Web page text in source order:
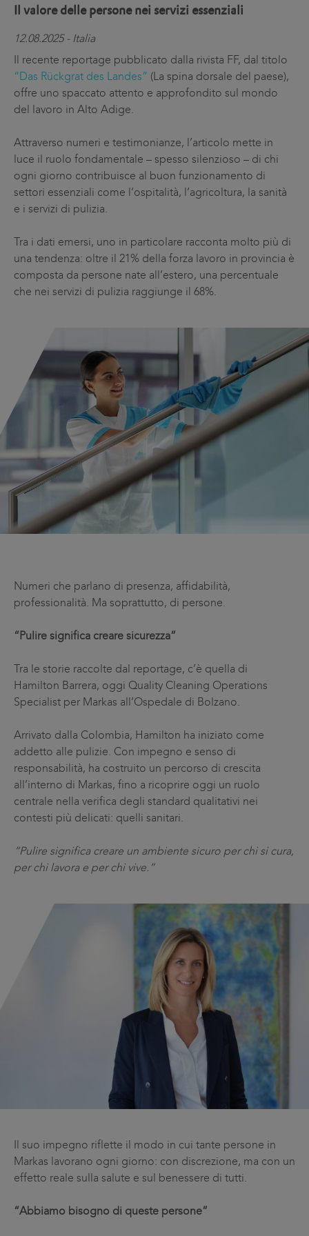
Il valore delle persone nei servizi essenziali
12.08.2025 - Italia
Il recente reportage pubblicato dalla rivista FF, dal titolo
“Das Rückgrat des Landes” (La spina dorsale del paese),
offre uno spaccato attento e approfondito sul mondo
del lavoro in Alto Adige.
Attraverso numeri e testimonianze, l’articolo mette in
luce il ruolo fondamentale – spesso silenzioso – di chi
ogni giorno contribuisce al buon funzionamento di
settori essenziali come l’ospitalità, l’agricoltura, la sanità
e i servizi di pulizia.
Tra i dati emersi, uno in particolare racconta molto più di
una tendenza: oltre il 21% della forza lavoro in provincia è
composta da persone nate all’estero, una percentuale
che nei servizi di pulizia raggiunge il 68%.
Numeri che parlano di presenza, affidabilità,
professionalità. Ma soprattutto, di persone.
“Pulire significa creare sicurezza”
Tra le storie raccolte dal reportage, c’è quella di
Hamilton Barrera, oggi Quality Cleaning Operations
Specialist per Markas all’Ospedale di Bolzano.
Arrivato dalla Colombia, Hamilton ha iniziato come
addetto alle pulizie. Con impegno e senso di
responsabilità, ha costruito un percorso di crescita
all’interno di Markas, fino a ricoprire oggi un ruolo
centrale nella verifica degli standard qualitativi nei
contesti più delicati: quelli sanitari.
“Pulire significa creare un ambiente sicuro per chi si cura,
per chi lavora e per chi vive.”
Il suo impegno riflette il modo in cui tante persone in
Markas lavorano ogni giorno: con discrezione, ma con un
effetto reale sulla salute e sul benessere di tutti.
“Abbiamo bisogno di queste persone”